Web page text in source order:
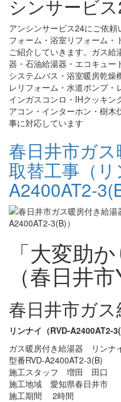
シンサービ
アンシンサービス24にご依
フォーム・浴室リフォーム・
ご紹介していきます。ガス給
器・石油給湯器・エコキュー
システムバス・浴室暖房乾燥
レリフォーム・水道ポンプ・
インガスコンロ・IHクッキン
アコン・インターホン・樹木
事に対応しています
春日井市ガ
取替工事（
A2400AT2-
「大変助
（春日井
春日井市ガ
リンナイ（RVD-A2400AT2-
ガス暖房付き給湯器 リンナ
型番RVD-A2400AT2-3(B)
施工スタッフ 増田 田口
施工地域 愛知県春日井市
施工期間 2時間